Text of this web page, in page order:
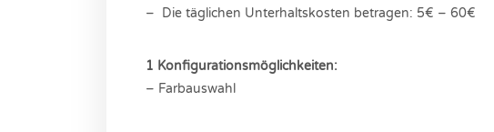
– Die täglichen Unterhaltskosten betragen: 5€ – 60€
1 Konfigurationsmöglichkeiten:
– Farbauswahl